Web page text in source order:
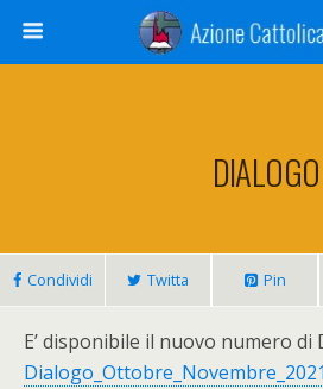
DIALOGO
Condividi Twitta Pin
E’ disponibile il nuovo numero di
Dialogo_Ottobre_Novembre_2021_